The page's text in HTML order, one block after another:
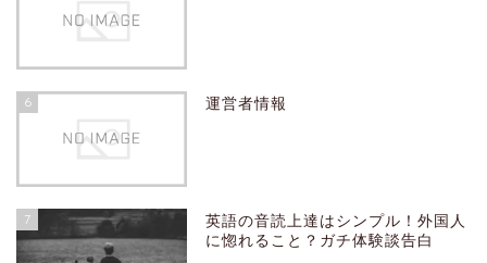
6 運営者情報
7
英語の音読上達はシンプル！外国人
に惚れること？ガチ体験談告白